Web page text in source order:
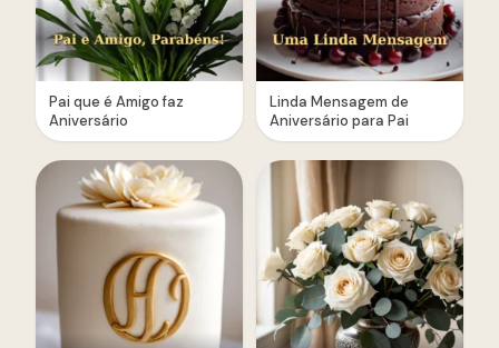
Pai que é Amigo faz
Aniversário
Linda Mensagem de
Aniversário para Pai